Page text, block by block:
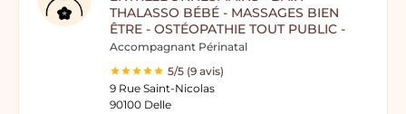
THALASSO BÉBÉ - MASSAGES BIEN
ÊTRE - OSTÉOPATHIE TOUT PUBLIC -
Accompagnant Périnatal
5/5 (9 avis)
9 Rue Saint-Nicolas
90100 Delle